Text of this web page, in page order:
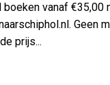
boeken vanaf
Geen
prijs...